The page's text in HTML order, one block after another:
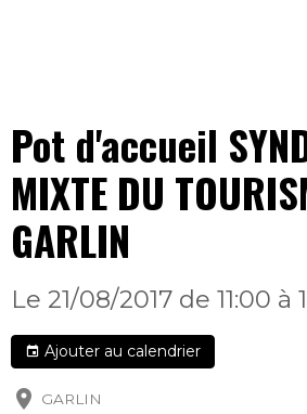
Pot d'accueil
MIXTE DU
GARLIN
Le 21/08/2017 de 11:00 à
Ajouter au calendrier
GARLIN